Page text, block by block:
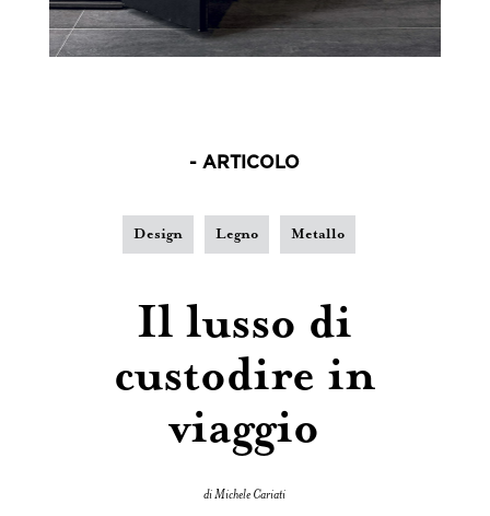
- ARTICOLO
Design Legno Metallo
Il lusso di
custodire in
viaggio
di Michele Cariati